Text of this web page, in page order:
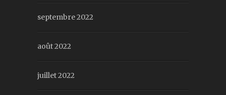
septembre 2022
août 2022
juillet 2022